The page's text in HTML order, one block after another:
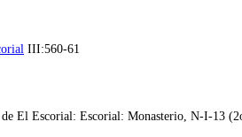
III:560-61
El Escorial: Escorial: Monasterio, N-I-13